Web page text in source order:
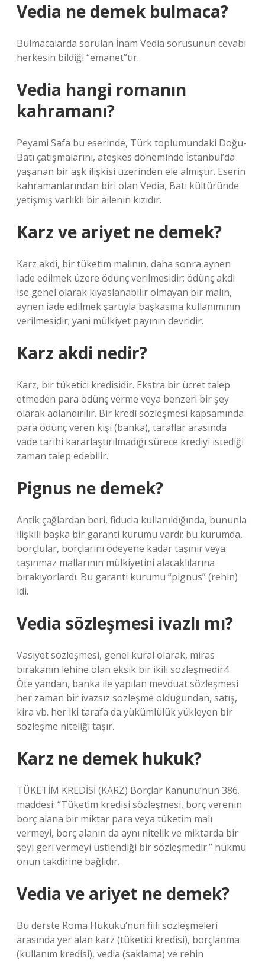
Vedia ne demek bulmaca?
Bulmacalarda sorulan İnam Vedia sorusunun cevabı
herkesin bildiği “emanet”tir.
Vedia hangi romanın
kahramanı?
Peyami Safa bu eserinde, Türk toplumundaki Doğu-
Batı çatışmalarını, ateşkes döneminde İstanbul’da
yaşanan bir aşk ilişkisi üzerinden ele almıştır. Eserin
kahramanlarından biri olan Vedia, Batı kültüründe
yetişmiş varlıklı bir ailenin kızıdır.
Karz ve ariyet ne demek?
Karz akdi, bir tüketim malının, daha sonra aynen
iade edilmek üzere ödünç verilmesidir; ödünç akdi
ise genel olarak kıyaslanabilir olmayan bir malın,
aynen iade edilmek şartıyla başkasına kullanımının
verilmesidir; yani mülkiyet payının devridir.
Karz akdi nedir?
Karz, bir tüketici kredisidir. Ekstra bir ücret talep
etmeden para ödünç verme veya benzeri bir şey
olarak adlandırılır. Bir kredi sözleşmesi kapsamında
para ödünç veren kişi (banka), taraflar arasında
vade tarihi kararlaştırılmadığı sürece krediyi istediği
zaman talep edebilir.
Pignus ne demek?
Antik çağlardan beri, fiducia kullanıldığında, bununla
ilişkili başka bir garanti kurumu vardı; bu kurumda,
borçlular, borçlarını ödeyene kadar taşınır veya
taşınmaz mallarının mülkiyetini alacaklılarına
bırakıyorlardı. Bu garanti kurumu “pignus” (rehin)
idi.
Vedia sözleşmesi ivazlı mı?
Vasiyet sözleşmesi, genel kural olarak, miras
bırakanın lehine olan eksik bir ikili sözleşmedir4.
Öte yandan, banka ile yapılan mevduat sözleşmesi
her zaman bir ivazsız sözleşme olduğundan, satış,
kira vb. her iki tarafa da yükümlülük yükleyen bir
sözleşme niteliği taşır.
Karz ne demek hukuk?
TÜKETİM KREDİSİ (KARZ) Borçlar Kanunu’nun 386.
maddesi: “Tüketim kredisi sözleşmesi, borç verenin
borç alana bir miktar para veya tüketim malı
vermeyi, borç alanın da aynı nitelik ve miktarda bir
şeyi geri vermeyi üstlendiği bir sözleşmedir.” hükmü
onun takdirine bağlıdır.
Vedia ve ariyet ne demek?
Bu derste Roma Hukuku’nun fiili sözleşmeleri
arasında yer alan karz (tüketici kredisi), borçlanma
(kullanım kredisi), vedia (saklama) ve rehin